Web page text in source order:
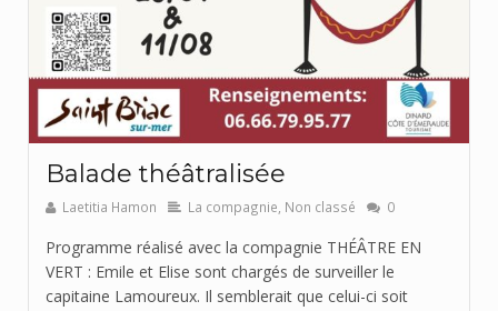
Balade théâtralisée
Laetitia Hamon La compagnie Non classé 0
Programme réalisé avec la compagnie THÉÂTRE EN
VERT : Emile et Elise sont chargés de surveiller le
capitaine Lamoureux. Il semblerait que celui-ci soit